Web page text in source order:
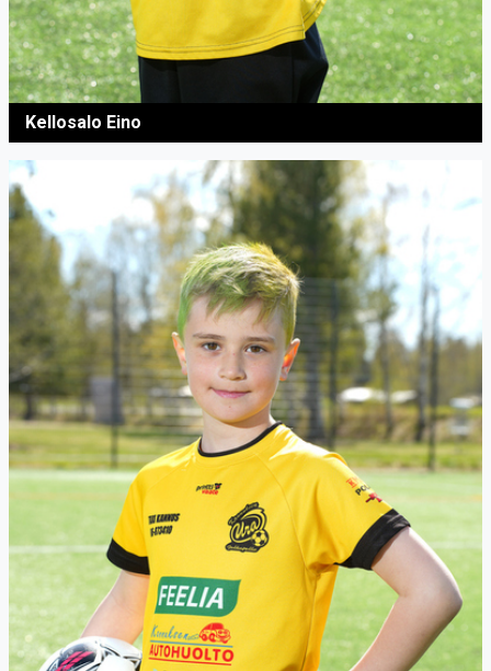
Kellosalo Eino